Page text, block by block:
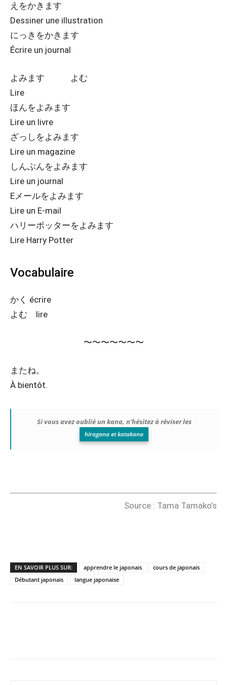
えをかきます
Dessiner une illustration
にっきをかきます
Écrire un journal
よみます よむ
Lire
ほんをよみます
Lire un livre
ざっしをよみます
Lire un magazine
しんぶんをよみます
Lire un journal
Eメールをよみます
Lire un E-mail
ハリーポッターをよみます
Lire Harry Potter
Vocabulaire
かく écrire
よむ lire
〜〜〜〜〜〜〜
またね。
À bientôt.
Si vous avez oublié un kana, n’hésitez à réviser les
hiragana et katakana
Source : Tama Tamako’s
EN SAVOIR PLUS SUR: apprendre le japonais
cours de japonais
Débutant japonais
langue japonaise